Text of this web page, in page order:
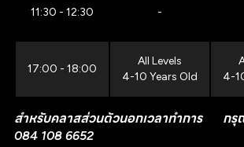
11:30 - 12:30 -
17:00 - 18:00
All Levels
4-10 Years Old
4-
สำหรับคลาสส่วนตัวนอกเวลาทำการ กรุ
084 108 6652